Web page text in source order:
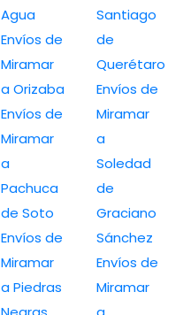
Agua
Envíos de
Miramar
a Orizaba
Envíos de
Miramar
a
Pachuca
de Soto
Envíos de
Miramar
a Piedras
Santiago
de
Querétaro
Envíos de
Miramar
a
Soledad
de
Graciano
Sánchez
Envíos de
Miramar